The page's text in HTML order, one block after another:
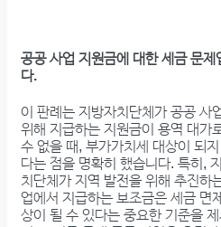
공공 사업 지원금에 대한 세금 문제
다.
이 판례는 지방자치단체가 공공 사
위해 지급하는 지원금이 용역 대가
수 없을 때, 부가가치세 대상이 되
다는 점을 명확히 했습니다. 특히,
치단체가 지역 발전을 위해 추진하
업에서 지급하는 보조금은 세금 면
상이 될 수 있다는 중요한 기준을